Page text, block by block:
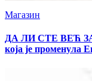
Магазин
ДА ЛИ СТЕ ВЕЋ
која је променула